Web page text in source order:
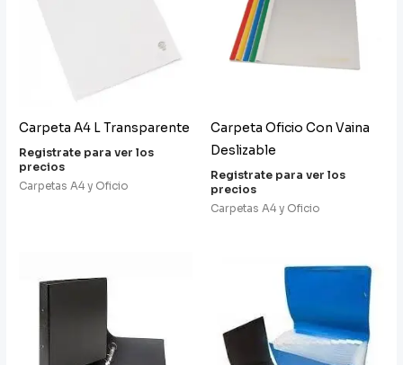
Carpeta A4 L Transparente
Registrate para ver los
precios
Carpetas A4 y Oficio
Carpeta Oficio Con Vaina
Deslizable
Registrate para ver los
precios
Carpetas A4 y Oficio